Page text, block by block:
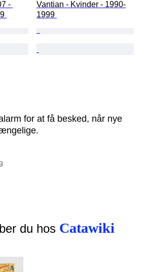
-
Vantian - Kvinder - 1990-
1999
for at få besked, når nye
du hos Catawiki